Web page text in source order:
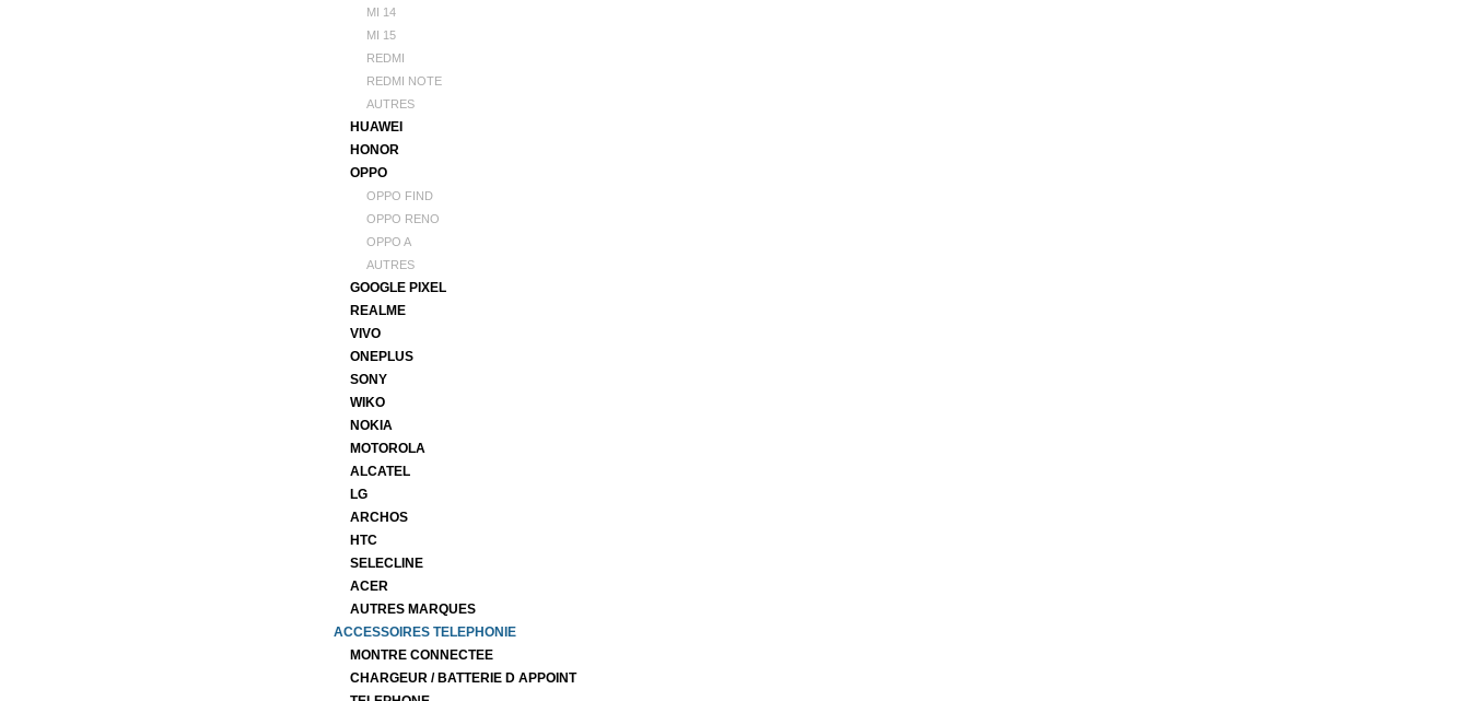
MI 14
MI 15
REDMI
REDMI NOTE
AUTRES
HUAWEI
HONOR
OPPO
OPPO FIND
OPPO RENO
OPPO A
AUTRES
GOOGLE PIXEL
REALME
VIVO
ONEPLUS
SONY
WIKO
NOKIA
MOTOROLA
ALCATEL
LG
ARCHOS
HTC
SELECLINE
ACER
AUTRES MARQUES
ACCESSOIRES TELEPHONIE
MONTRE CONNECTEE
CHARGEUR / BATTERIE D APPOINT